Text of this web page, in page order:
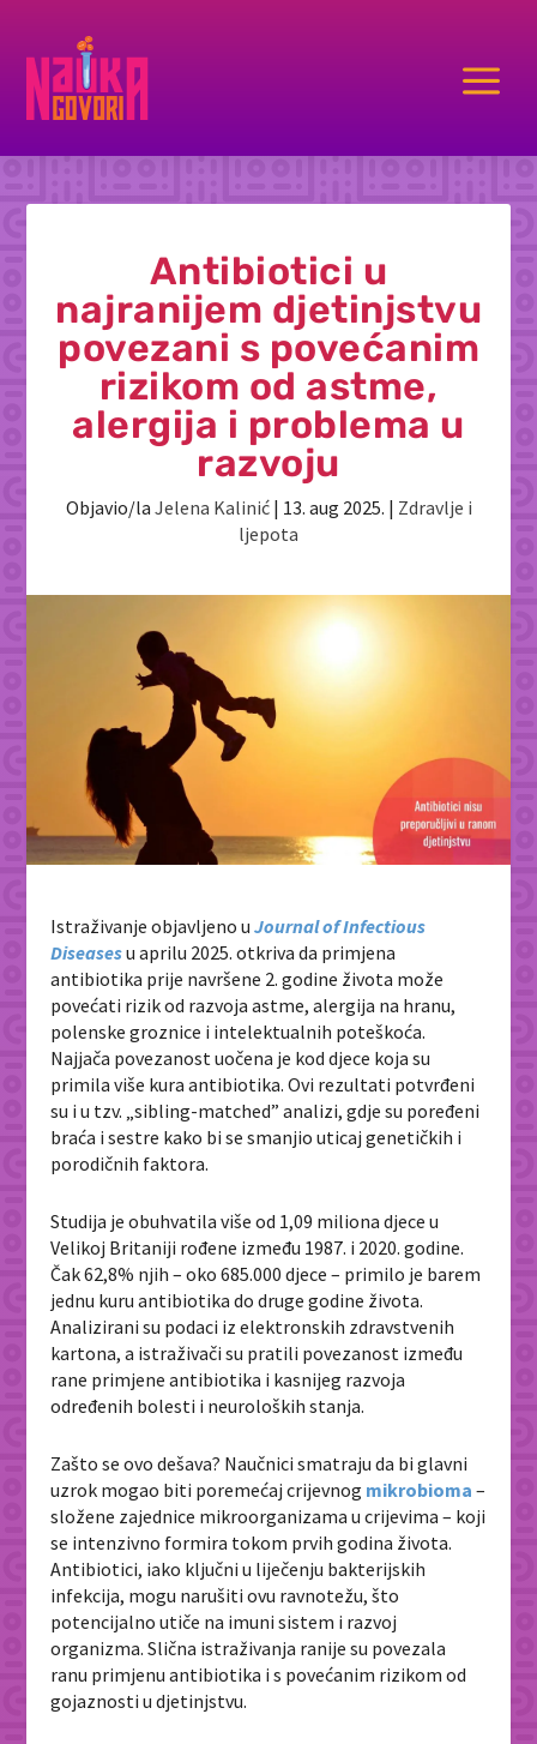
a
Antibiotici u
najranijem djetinjstvu
povezani s povećanim
rizikom od astme,
alergija i problema u
razvoju
Objavio/la Jelena Kalinić| 13. aug 2025. | Zdravlje i
ljepota
Istraživanje objavljeno uJournal of Infectious
Diseasesu aprilu 2025. otkriva da primjena
antibiotika prije navršene 2. godine života može
povećati rizik od razvoja astme, alergija na hranu,
polenske groznice i intelektualnih poteškoća.
Najjača povezanost uočena je kod djece koja su
primila više kura antibiotika. Ovi rezultati potvrđeni
su i u tzv. „sibling-matched” analizi, gdje su poređeni
braća i sestre kako bi se smanjio uticaj genetičkih i
porodičnih faktora.
Studija je obuhvatila više od 1,09 miliona djece u
Velikoj Britaniji rođene između 1987. i 2020. godine.
Čak 62,8% njih – oko 685.000 djece – primilo je barem
jednu kuru antibiotika do druge godine života.
Analizirani su podaci iz elektronskih zdravstvenih
kartona, a istraživači su pratili povezanost između
rane primjene antibiotika i kasnijeg razvoja
određenih bolesti i neuroloških stanja.
Zašto se ovo dešava? Naučnici smatraju da bi glavni
uzrok mogao biti poremećaj crijevnog mikrobioma –
složene zajednice mikroorganizama u crijevima – koji
se intenzivno formira tokom prvih godina života.
Antibiotici, iako ključni u liječenju bakterijskih
infekcija, mogu narušiti ovu ravnotežu, što
potencijalno utiče na imuni sistem i razvoj
organizma. Slična istraživanja ranije su povezala
ranu primjenu antibiotika i s povećanim rizikom od
gojaznosti u djetinjstvu.